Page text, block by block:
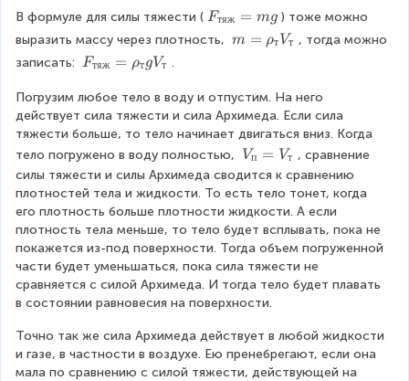
d
o
t
V
_
в
п
о
г
}
А
=
g
V
_
п
В формуле для силы тяжести ( F
_
ж
}
=
m
g
Fтяж = mg ) тоже можно
выразить массу через плотность, m
_
т
V
m = ρт Vт , тогда можно
записать: F
{
т
я
ж
}
=
ρ
_
т
g
V
_
Fтяж = ρтgVт .
Погрузим любое тело в воду и отпустим. На него
действует сила тяжести и сила Архимеда. Если сила
тяжести больше, то тело начинает двигаться вниз. Когда
тело погружено в воду полностью, V
_
п
=
V
_
т
Vп = Vт , сравнение
силы тяжести и силы Архимеда сводится к сравнению
плотностей тела и жидкости. То есть тело тонет, когда
его плотность больше плотности жидкости. А если
плотность тела меньше, то тело будет всплывать, пока не
покажется из-под поверхности. Тогда объем погруженной
части будет уменьшаться, пока сила тяжести не
сравняется с силой Архимеда. И тогда тело будет плавать
в состоянии равновесия на поверхности.
Точно так же сила Архимеда действует в любой жидкости
и газе, в частности в воздухе. Ею пренебрегают, если она
мала по сравнению с силой тяжести, действующей на